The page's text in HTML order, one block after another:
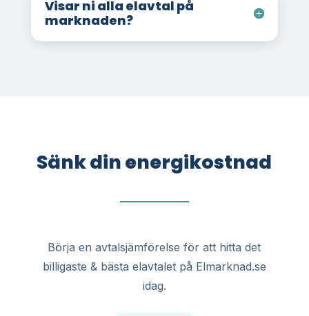
Visar ni alla elavtal på
marknaden?
Sänk din energikostnad
Börja en avtalsjämförelse för att hitta det
billigaste & bästa elavtalet på Elmarknad.se
idag.